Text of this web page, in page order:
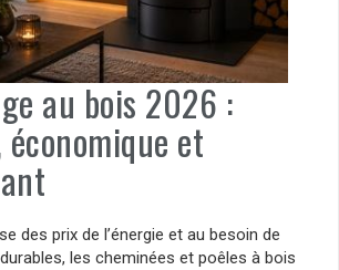
au bois 2026 :
et
des prix de l’énergie et au besoin de
les cheminées et poêles à bois